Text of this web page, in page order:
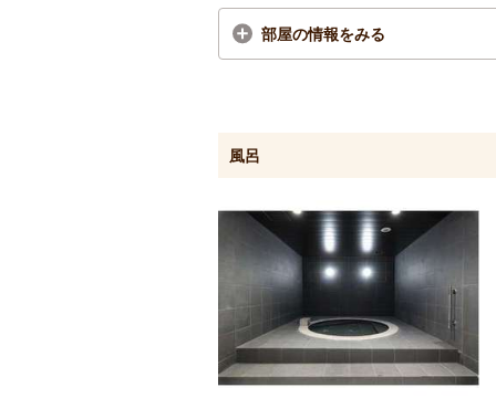
部屋の情報をみる
風呂